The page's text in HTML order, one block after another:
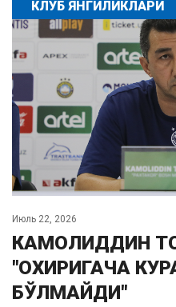
КЛУБ ЯНГИЛИКЛАРИ
Июль 22, 2026
КАМОЛИДДИН
"ОХИРИГАЧА
БЎЛМАЙДИ"